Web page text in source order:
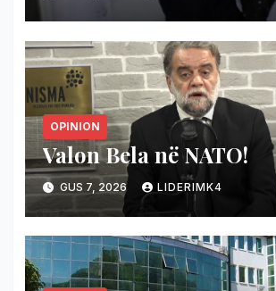
OPINION
Valon Bela në NATO!
GUS 7, 2026 LIDERIMK4